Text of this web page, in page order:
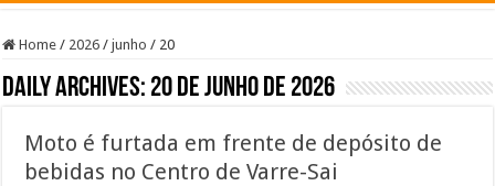
Home / 2026 / junho / 20
Daily Archives: 20 de junho de 2026
Moto é furtada em frente de depósito de
bebidas no Centro de Varre-Sai